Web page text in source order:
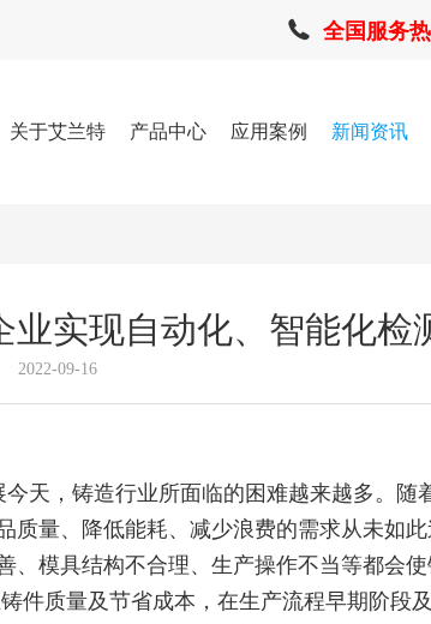
全国服务
关于艾兰特 产品中心 应用案例 新闻资讯
实现自动化、智能化检
2022-09-16
天，铸造行业所面临的困难越来越多。随
量、降低能耗、减少浪费的需求从未如
模具结构不合理、生产操作不当等都会使
件质量及节省成本，在生产流程早期阶段